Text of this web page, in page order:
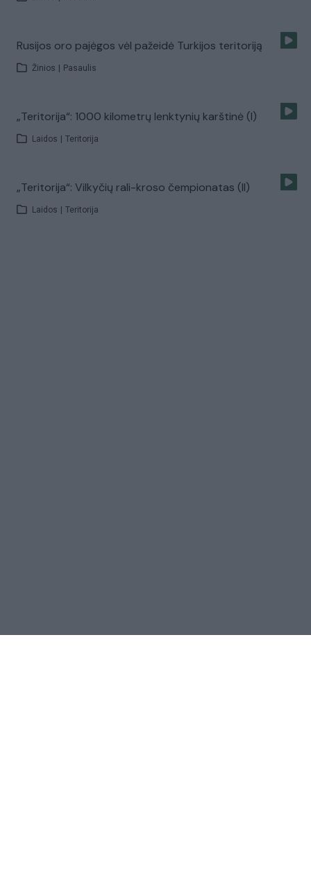
Rusijos oro pajėgos vėl pažeidė Turkijos teritoriją
Žinios Pasaulis
„Teritorija“: 1000 kilometrų lenktynių karštinė (I)
Laidos Teritorija
„Teritorija“: Vilkyčių rali-kroso čempionatas (II)
Laidos Teritorija